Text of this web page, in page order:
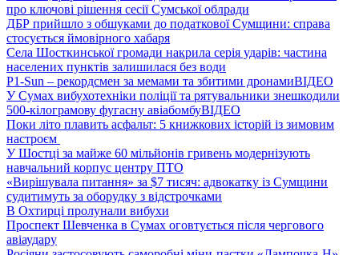
про ключові рішення сесії Сумської облради
ДБР прийшло з обшуками до податкової Сумщини: справа
стосується ймовірного хабаря
Села Шосткинської громади накрила серія ударів: частина
населених пунктів залишилася без води
P1-Sun – рекордсмен за мемами та збитими дронамиВІДЕО
У Сумах вибухотехніки поліції та рятувальники знешкодили
500-кілограмову фугасну авіабомбуВІДЕО
Поки літо плавить асфальт: 5 книжкових історій із зимовим
настроєм
У Шостці за майже 60 мільйонів гривень модернізують
навчальний корпус центру ПТО
«Вирішувала питання» за $7 тисяч: адвокатку із Сумщини
судитимуть за оборудку з відстрочками
В Охтирці пролунали вибухи
Проспект Шевченка в Сумах оговтується після чергового
авіаудару